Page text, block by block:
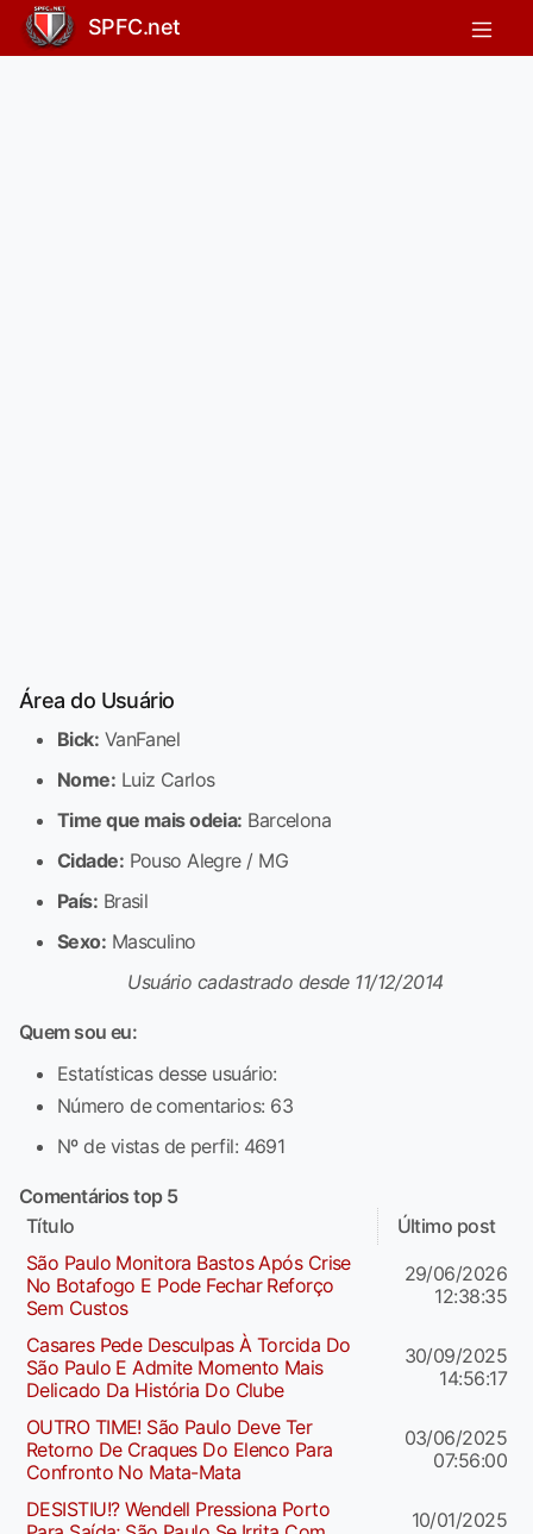
SPFC.net
Área do Usuário
Bick: VanFanel
Nome: Luiz Carlos
Time que mais odeia: Barcelona
Cidade: Pouso Alegre / MG
País: Brasil
Sexo: Masculino
Usuário cadastrado desde 11/12/2014
Quem sou eu:
Estatísticas desse usuário:
Número de comentarios: 63
Nº de vistas de perfil: 4691
Comentários top 5
Título
Último post
São Paulo Monitora Bastos Após Crise
No Botafogo E Pode Fechar Reforço
Sem Custos
29/06/2026
12:38:35
Casares Pede Desculpas À Torcida Do
São Paulo E Admite Momento Mais
Delicado Da História Do Clube
30/09/2025
14:56:17
OUTRO TIME! São Paulo Deve Ter
Retorno De Craques Do Elenco Para
Confronto No Mata-Mata
03/06/2025
07:56:00
DESISTIU!? Wendell Pressiona Porto
10/01/2025